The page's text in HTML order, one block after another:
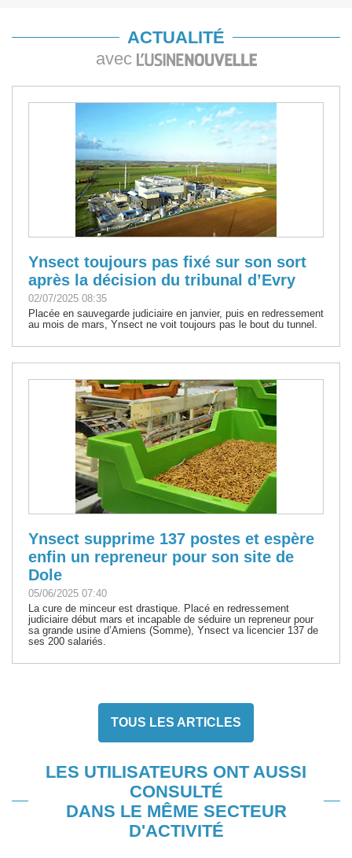
ACTUALITÉ
avec
Ynsect toujours pas fixé sur son sort
après la décision du tribunal d’Evry
02/07/2025 08:35
Placée en sauvegarde judiciaire en janvier, puis en redressement
au mois de mars, Ynsect ne voit toujours pas le bout du tunnel.
Ynsect supprime 137 postes et espère
enfin un repreneur pour son site de
Dole
05/06/2025 07:40
La cure de minceur est drastique. Placé en redressement
judiciaire début mars et incapable de séduire un repreneur pour
sa grande usine d’Amiens (Somme), Ynsect va licencier 137 de
ses 200 salariés.
TOUS LES ARTICLES
LES UTILISATEURS ONT AUSSI
CONSULTÉ
DANS LE MÊME SECTEUR
D'ACTIVITÉ